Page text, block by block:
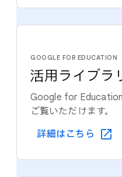
GOOGLE FOR EDUCATION
活用ライブラ
Google for
ご覧いただけます。
詳細は​こちら